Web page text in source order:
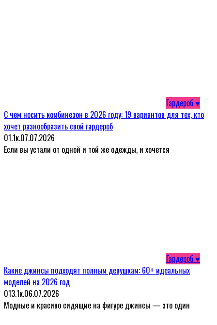
Гардероб ♥
С чем носить комбинезон в 2026 году: 19 вариантов для тех, кто
хочет разнообразить свой гардероб
01.1к.07.07.2026
Если вы устали от одной и той же одежды, и хочется
Гардероб ♥
Какие джинсы подходят полным девушкам: 60+ идеальных
моделей на 2026 год
013.1к.06.07.2026
Модные и красиво сидящие на фигуре джинсы — это один